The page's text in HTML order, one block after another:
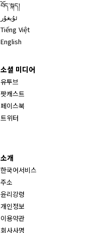
བོད་སྐད།
ئۇيغۇر
Tiếng Việt
English
소셜 미디어
유투브
팟캐스트
페이스북
트위터
소개
한국어서비스
주소
윤리강령
개인정보
이용약관
회사사명